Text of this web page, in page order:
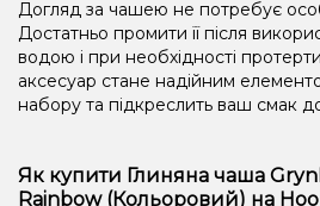
Догляд за чашею не потребує
Достатньо промити її після
водою і при необхідності
аксесуар стане надійним
набору та підкреслить ваш смак
Як купити Глиняна чаша
Rainbow (Кольоровий) на